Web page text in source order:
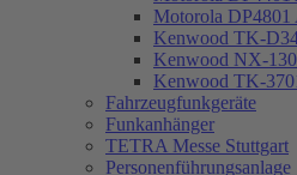
Motorola DP4801
Kenwood TK-
Kenwood NX-
Kenwood TK-
Fahrzeugfunkgeräte
Funkanhänger
TETRA Messe Stuttgart
Personenführungsanlage